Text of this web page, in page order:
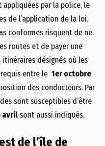
appliquées par la police, le
de l’application de la loi.
conformes risquent de ne
routes et de payer une
désignés où les
entre le 1er octobre
des conducteurs. Par
sont susceptibles d’être
avril sont aussi indiqués.
de l’île de